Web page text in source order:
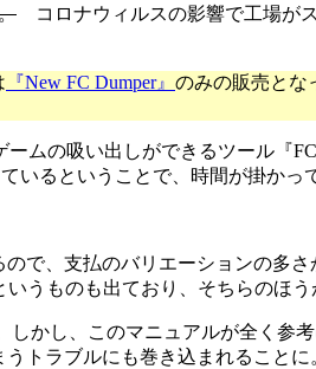
コロナウィルスの影響で工場が
『New FC Dumper』 のみの販売とな
ムの吸い出しができるツール『
いるということで、時間が掛かっ
で、支払のバリエーションの多
いうものも出ており、そちらのほ
かし、このマニュアルが全く参
トラブルにも巻き込まれること